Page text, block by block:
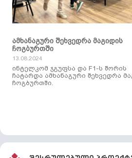
ამხანაგური შეხვედრა მაგიდის
ჩოგბურთში
13.08.2024
ინტელკომ ჯგუფსა და F1-ს შორის
ჩატარდა ამხანაგური შეხვედრა
ჩოგბურთში.